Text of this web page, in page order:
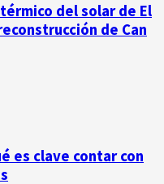
del solar de El
de Can
es clave contar con